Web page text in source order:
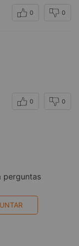
0 0
0 0
perguntas